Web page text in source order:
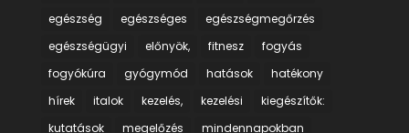
egészség
egészséges
egészségmegőrzés
egészségügyi
előnyök, fitnesz
fogyás
fogyókúra
gyógymód hatások
hatékony
hírek
italok kezelés, kezelési
kiegészítők:
kutatások
megelőzés mindennapokban